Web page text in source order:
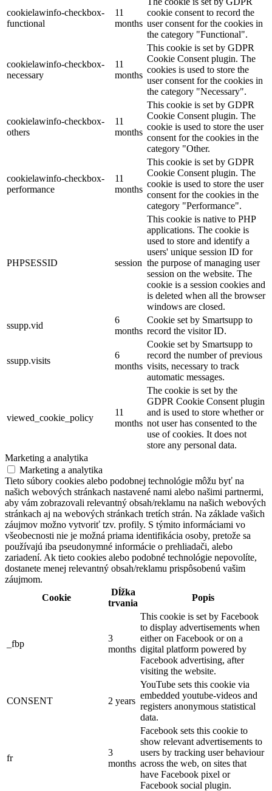
cookielawinfo-checkbox-
functional
11
months
cookie consent to record the
user consent for the cookies in
the category "Functional".
cookielawinfo-checkbox-
necessary
11
months
This cookie is set by GDPR
Cookie Consent plugin. The
cookies is used to store the
user consent for the cookies in
the category "Necessary".
cookielawinfo-checkbox-
others
11
months
This cookie is set by GDPR
Cookie Consent plugin. The
cookie is used to store the user
consent for the cookies in the
category "Other.
cookielawinfo-checkbox-
performance
11
months
This cookie is set by GDPR
Cookie Consent plugin. The
cookie is used to store the user
consent for the cookies in the
category "Performance".
PHPSESSID session
This cookie is native to PHP
applications. The cookie is
used to store and identify a
users' unique session ID for
the purpose of managing user
session on the website. The
cookie is a session cookies and
is deleted when all the browser
windows are closed.
ssupp.vid
6
months
Cookie set by Smartsupp to
record the visitor ID.
ssupp.visits
6
months
Cookie set by Smartsupp to
record the number of previous
visits, necessary to track
automatic messages.
viewed_cookie_policy
11
months
The cookie is set by the
GDPR Cookie Consent plugin
and is used to store whether or
not user has consented to the
use of cookies. It does not
store any personal data.
Marketing a analytika
Marketing a analytika
Tieto súbory cookies alebo podobnej technológie môžu byť na
našich webových stránkach nastavené nami alebo našimi partnermi,
aby vám zobrazovali relevantný obsah/reklamu na našich webových
stránkach aj na webových stránkach tretích strán. Na základe vašich
záujmov možno vytvoriť tzv. profily. S týmito informáciami vo
všeobecnosti nie je možná priama identifikácia osoby, pretože sa
používajú iba pseudonymné informácie o prehliadači, alebo
zariadení. Ak tieto cookies alebo podobné technológie nepovolíte,
dostanete menej relevantný obsah/reklamu prispôsobenú vašim
záujmom.
Cookie
Dĺžka
trvania
Popis
_fbp
3
months
This cookie is set by Facebook
to display advertisements when
either on Facebook or on a
digital platform powered by
Facebook advertising, after
visiting the website.
CONSENT 2 years
YouTube sets this cookie via
embedded youtube-videos and
registers anonymous statistical
data.
fr
3
months
Facebook sets this cookie to
show relevant advertisements to
users by tracking user behaviour
across the web, on sites that
have Facebook pixel or
Facebook social plugin.